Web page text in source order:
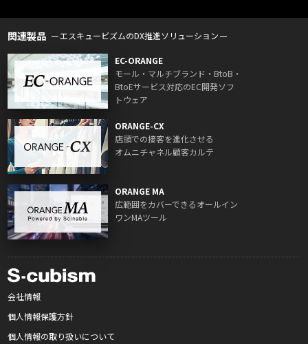
関連製品 エスキュービズムのDX推進ソリューション
EC-ORANGE
モール・マルチブランド・BtoB・
BtoEサービス対応のEC開発ソフ
トウェア
ORANGE-CX
店頭での接客を進化させる
オムニチャネル顧客カルテ
ORANGE MA
広範囲をカバーできるオールイン
ワンMAツール
会社情報
個人情報保護方針
個人情報の取り扱いについて